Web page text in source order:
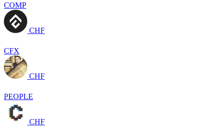
COMP
CHF
CFX
CHF
PEOPLE
CHF